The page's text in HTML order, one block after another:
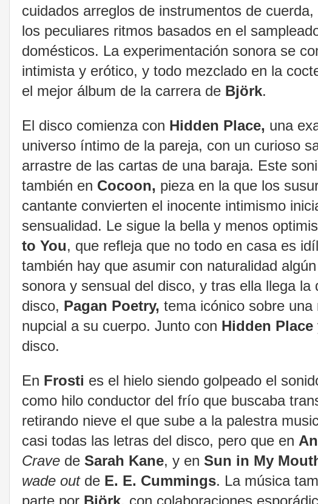
cuidados arreglos de instrumentos de
los peculiares ritmos basados en el
domésticos. La experimentación sonora se
intimista y erótico, y todo mezclado en la
el mejor álbum de la carrera de Björk.
El disco comienza con Hidden Place, una
universo íntimo de la pareja, con un curioso
arrastre de las cartas de una baraja. Este
también en Cocoon, pieza en la que los
cantante convierten el inocente intimismo
sensualidad. Le sigue la bella y menos
to You, que refleja que no todo en casa es
también hay que asumir con naturalidad
sonora y sensual del disco, y tras ella llega
disco, Pagan Poetry, tema icónico sobre
nupcial a su cuerpo. Junto con Hidden Place
disco.
En Frosti es el hielo siendo golpeado el
como hilo conductor del frío que buscaba
retirando nieve el que sube a la palestra
casi todas las letras del disco, pero que en
Crave de Sarah Kane, y en Sun in My
wade outde E. E. Cummings. La música
parte por Björk, con colaboraciones